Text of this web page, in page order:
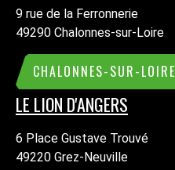
9 rue de la Ferronnerie
49290 Chalonnes-sur-Loire
CHALONNES-SUR-LOIRE
LE LION D'ANGERS
6 Place Gustave Trouvé
49220 Grez-Neuville